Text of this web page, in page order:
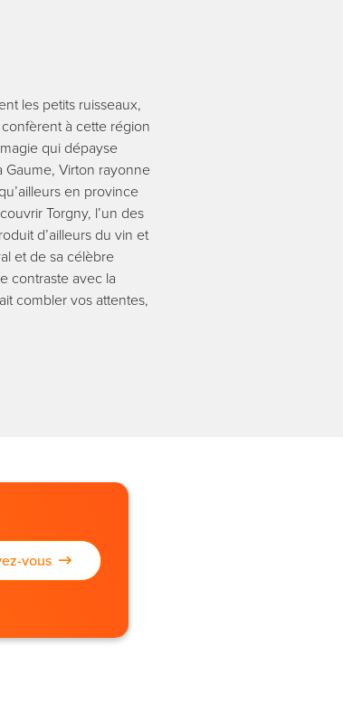
les petits ruisseaux,
à cette région
qui dépayse
Virton rayonne
en province
Torgny, l’un des
d’ailleurs du vin et
et de sa célèbre
contraste avec la
combler vos attentes,
vous